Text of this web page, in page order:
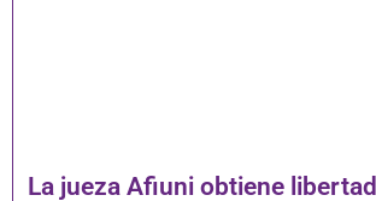
La jueza Afiuni obtiene